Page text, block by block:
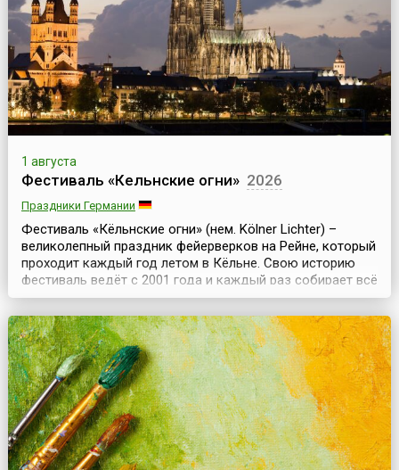
1 августа
Фестиваль «Кельнские огни» 2026
Праздники Германии
Фестиваль «Кёльнские огни» (нем. Kölner Lichter) –
великолепный праздник фейерверков на Рейне, который
проходит каждый год летом в Кёльне. Свою историю
фестиваль ведёт с 2001 года и каждый раз собирает всё
больше зрителей. В первые годы количество туристов,
специально приезжавших в город, чтобы посмотреть на
фейерверки, исчислялось десятками тысяч. Сегодня их
число доходит до нескольких сотен ...